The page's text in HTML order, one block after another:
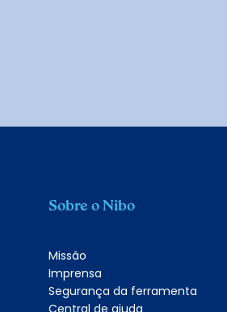
Sobre o Nibo
Missão
Imprensa
Segurança da ferramenta